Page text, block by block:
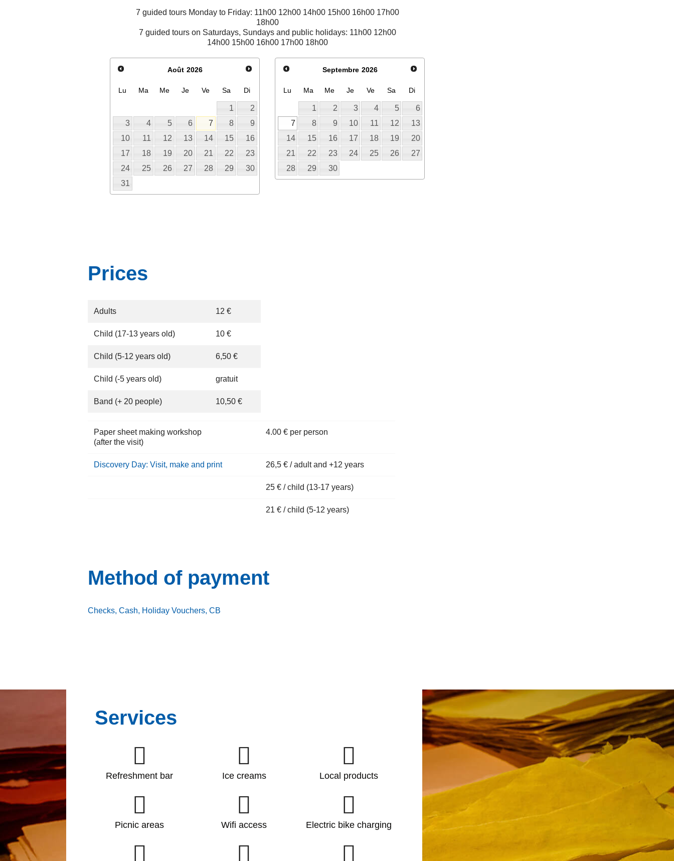
7 guided tours Monday to Friday: 11h00 12h00 14h00 15h00 16h00 17h00
18h00
7 guided tours on Saturdays, Sundays and public holidays: 11h00 12h00
14h00 15h00 16h00 17h00 18h00
Août 2026
Lu Ma Me Je Ve Sa Di
1
2
3
4 5 6 7 8
9
10
11 12 13 14 15
16
17
18 19 20 21 22
23
24
25 26 27 28 29
30
31
Septembre 2026
Lu Ma Me Je Ve Sa Di
1 2 3 4 5
6
7
8 9 10 11 12
13
14
15 16 17 18 19
20
21
22 23 24 25 26
27
28
29 30
Prices
Adults 12 €
Child (17-13 years old) 10 €
Child (5-12 years old) 6,50 €
Child (-5 years old) gratuit
Band (+ 20 people) 10,50 €
Paper sheet making workshop
(after the visit)
4.00 € per person
Discovery Day: Visit, make and print 26,5 € / adult and +12 years
25 € / child (13-17 years)
21 € / child (5-12 years)
Method of payment
Checks, Cash, Holiday Vouchers, CB
Services
Refreshment bar Ice creams Local products
Picnic areas Wifi access Electric bike charging